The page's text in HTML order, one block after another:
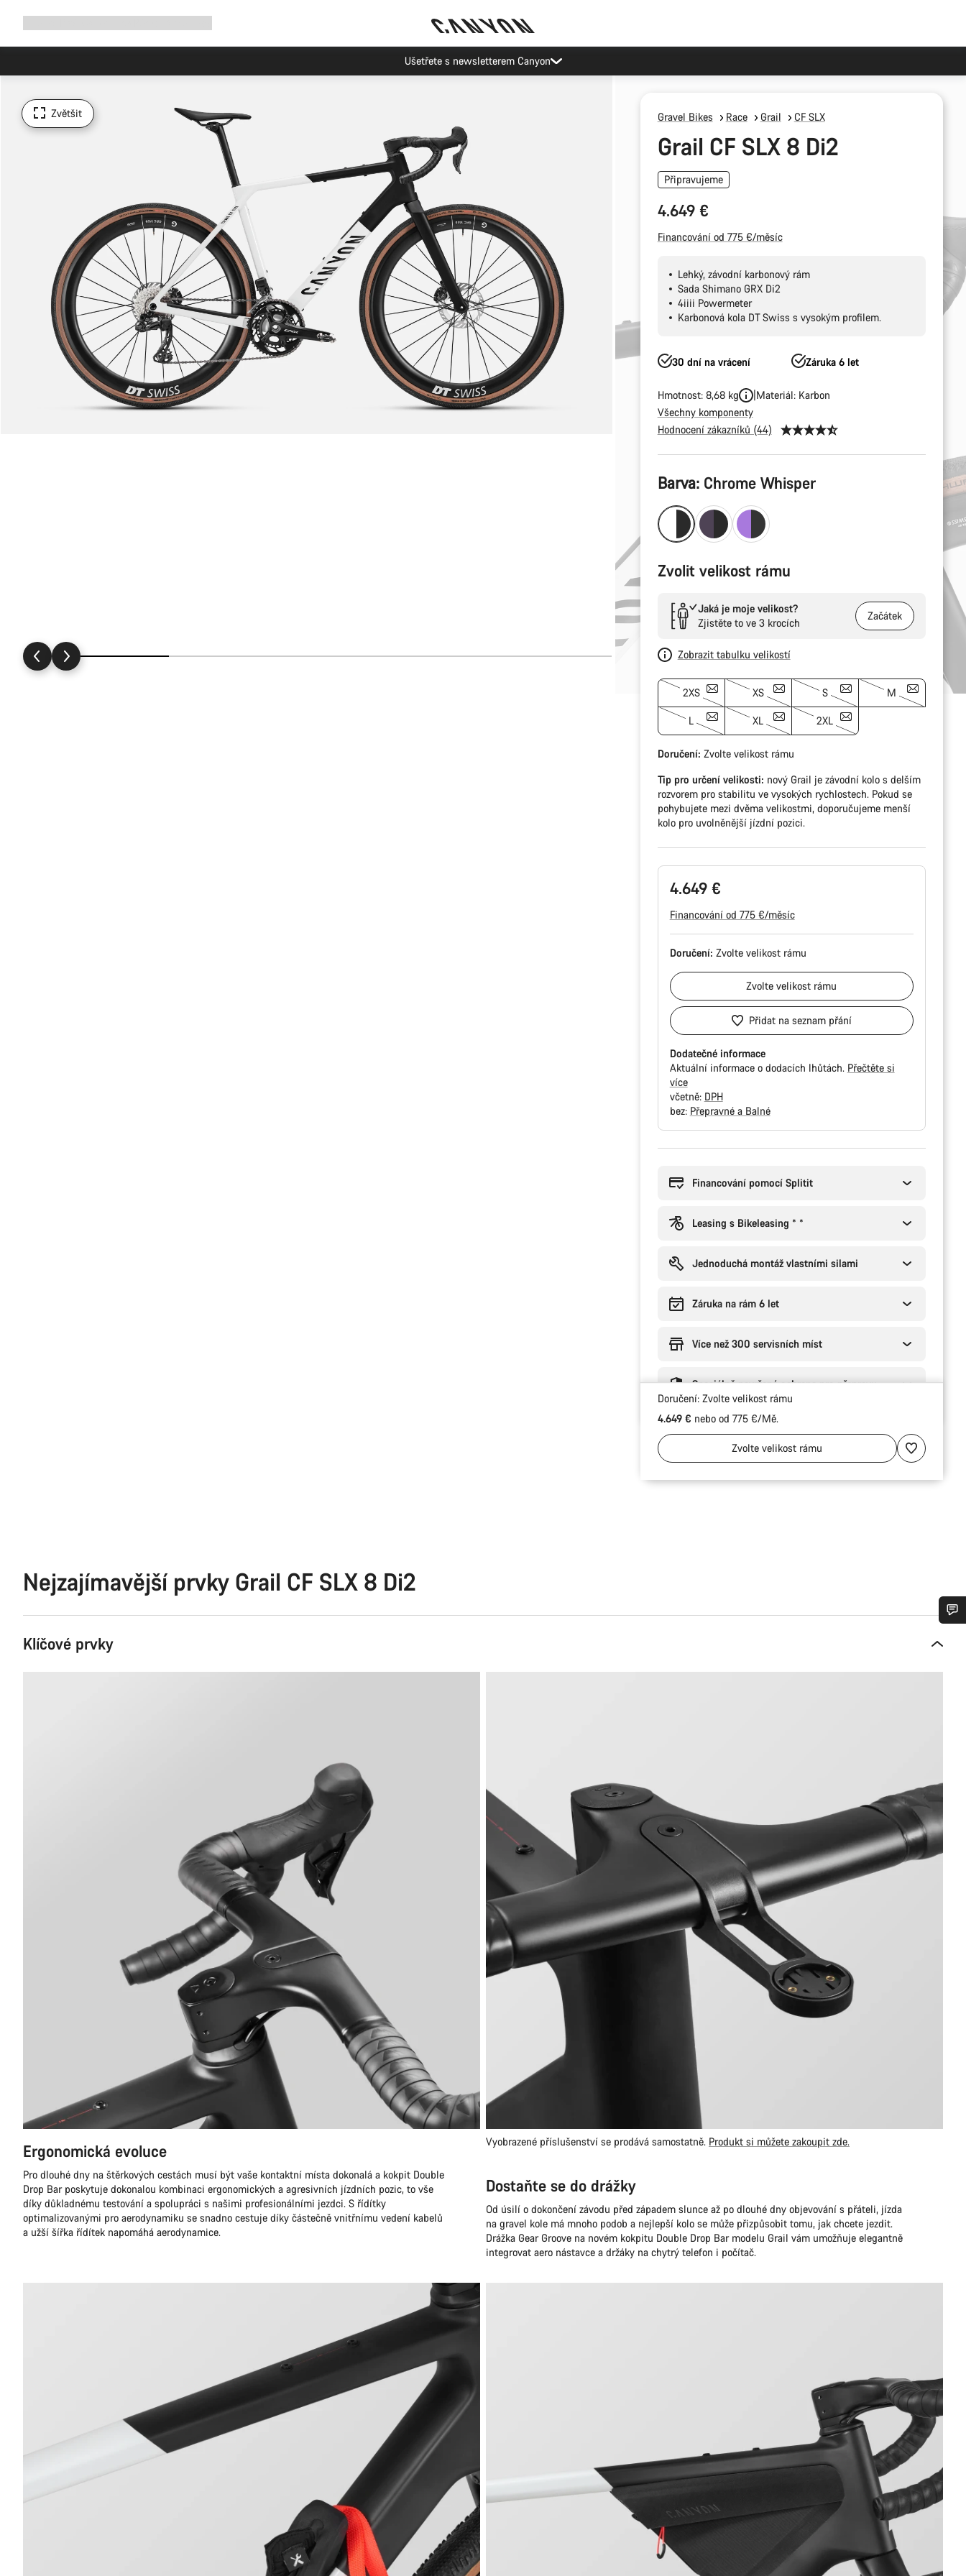
Ušetřete s newsletterem Canyon
Zvětšit Gravel Bikes Race Grail CF SLX
Grail CF SLX 8 Di2
Připravujeme
4.649 €
Financování od 775 €/měsíc
Lehký, závodní karbonový rám
Sada Shimano GRX Di2
4iiii Powermeter
Karbonová kola DT Swiss s vysokým profilem.
30 dní na vrácení Záruka 6 let
Hmotnost: 8,68 kg
Materiál: Karbon
Všechny komponenty
Hodnocení zákazníků (44)
Konfigurace
produktu
Barva: Chrome Whisper
Zvolit velikost rámu
Jaká je moje velikost?
Zjistěte to ve 3 krocích
Začátek
Zobrazit tabulku velikostí
2XS XS S M
L XL 2XL
Doručení: Zvolte velikost rámu
Tip pro určení velikosti: nový Grail je závodní kolo s delším
rozvorem pro stabilitu ve vysokých rychlostech. Pokud se
pohybujete mezi dvěma velikostmi, doporučujeme menší
kolo pro uvolněnější jízdní pozici.
4.649 €
Financování od 775 €/měsíc
Doručení: Zvolte velikost rámu
Zvoltevelikost rámu
Přidat na seznam přání
Dodatečné informace
Aktuální informace o dodacích lhůtách. Přečtěte si
více
včetně: DPH
bez: Přepravné a Balné
koupi
Financování pomocí Splitit
Leasing s Bikeleasing * *
Jednoduchá montáž vlastními silami
Záruka na rám 6 let
Více než 300 servisních míst
Speciálně navržená ochrana pro přepravu
Doručení: Zvolte velikost rámu
4.649 € nebo od 775 €/Mě.
Zvoltevelikost rámu
Nejzajímavější prvky Grail CF SLX 8 Di2
Klíčové prvky
Ergonomická evoluce
Pro dlouhé dny na štěrkových cestách musí být vaše kontaktní místa dokonalá a kokpit Double
Drop Bar poskytuje dokonalou kombinaci ergonomických a agresivních jízdních pozic, to vše
díky důkladnému testování a spolupráci s našimi profesionálními jezdci. S řídítky
optimalizovanými pro aerodynamiku se snadno cestuje díky částečně vnitřnímu vedení kabelů
a užší šířka řídítek napomáhá aerodynamice.
Vyobrazené příslušenství se prodává samostatně. Produkt si můžete zakoupit zde.
Dostaňte se do drážky
Od úsilí o dokončení závodu před západem slunce až po dlouhé dny objevování s přáteli, jízda
na gravel kole má mnoho podob a nejlepší kolo se může přizpůsobit tomu, jak chcete jezdit.
Drážka Gear Groove na novém kokpitu Double Drop Bar modelu Grail vám umožňuje elegantně
integrovat aero nástavce a držáky na chytrý telefon i počítač.